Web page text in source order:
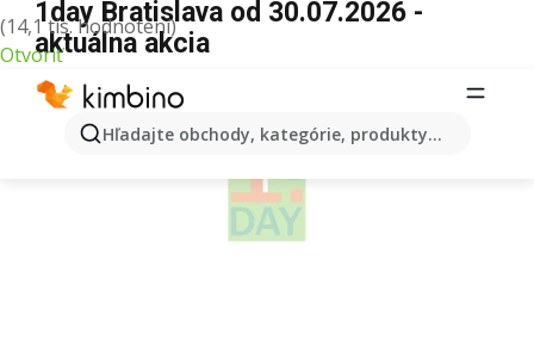
(14,1 tis. hodnotení)
Otvoriť
Hľadajte obchody, kategórie, produkty...
1day Bratislava od 30.07.2026 -
aktuálna akcia